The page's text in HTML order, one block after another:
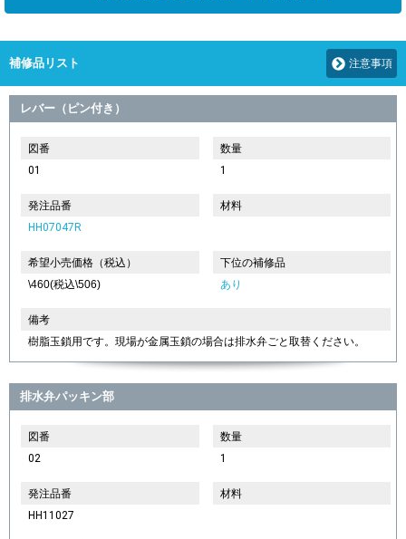
補修品リスト 注意事項
レバー（ピン付き）
図番
01
数量
1
発注品番
HH07047R
材料
希望小売価格（税込）
\460(税込\506)
下位の補修品
あり
備考
樹脂玉鎖用です。現場が金属玉鎖の場合は排水弁ごと取替ください。
排水弁パッキン部
図番
02
数量
1
発注品番
HH11027
材料